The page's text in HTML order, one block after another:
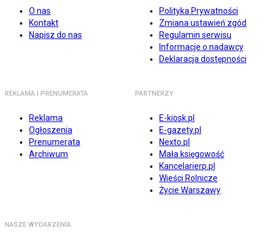
O nas
Kontakt
Napisz do nas
Polityka Prywatności
Zmiana ustawień zgód
Regulamin serwisu
Informacje o nadawcy
Deklaracja dostępności
REKLAMA I PRENUMERATA
Reklama
Ogłoszenia
Prenumerata
Archiwum
PARTNERZY
E-kiosk.pl
E-gazety.pl
Nexto.pl
Mała księgowość
Kancelarierp.pl
Wieści Rolnicze
Życie Warszawy
NASZE WYDARZENIA